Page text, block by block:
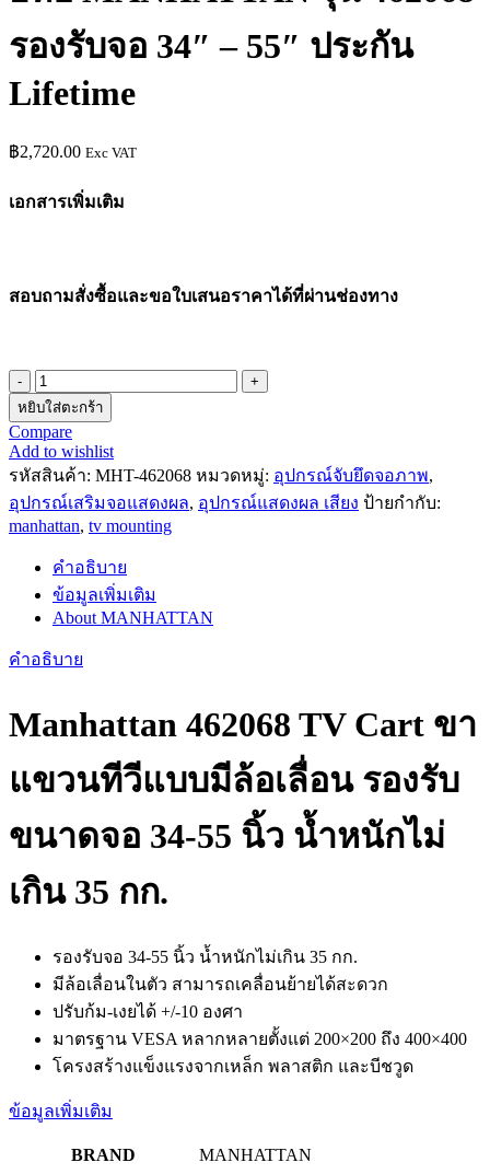
รองรับจอ 34″ – 55″ ประกัน
Lifetime
฿2,720.00 Exc VAT
เอกสารเพิ่มเติม
สอบถามสั่งซื้อและขอใบเสนอราคาได้ที่ผ่านช่องทาง
หยิบใส่ตะกร้า
Compare
Add to wishlist
รหัสสินค้า: MHT-462068 หมวดหมู่: อุปกรณ์จับยึดจอภาพ,
อุปกรณ์เสริมจอแสดงผล, อุปกรณ์แสดงผล เสียง ป้ายกำกับ:
manhattan, tv mounting
คำอธิบาย
ข้อมูลเพิ่มเติม
About MANHATTAN
คำอธิบาย
Manhattan 462068 TV Cart ขา
แขวนทีวีแบบมีล้อเลื่อน รองรับ
ขนาดจอ 34-55 นิ้ว น้ำหนักไม่
เกิน 35 กก.
รองรับจอ 34-55 นิ้ว น้ำหนักไม่เกิน 35 กก.
มีล้อเลื่อนในตัว สามารถเคลื่อนย้ายได้สะดวก
ปรับก้ม-เงยได้ +/-10 องศา
มาตรฐาน VESA หลากหลายตั้งแต่ 200×200 ถึง 400×400
โครงสร้างแข็งแรงจากเหล็ก พลาสติก และบีชวูด
ข้อมูลเพิ่มเติม
BRAND MANHATTAN